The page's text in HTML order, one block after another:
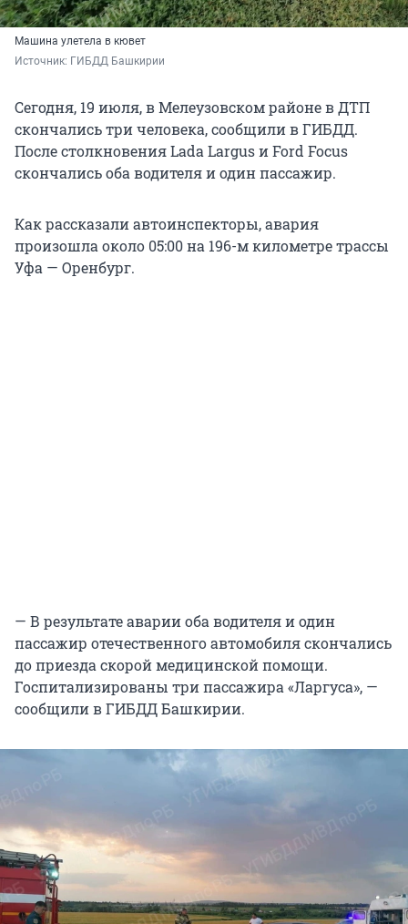
Машина улетела в кювет
Источник: ГИБДД Башкирии
Сегодня, 19 июля, в Мелеузовском районе в ДТП
скончались три человека, сообщили в ГИБДД.
После столкновения Lada Largus и Ford Focus
скончались оба водителя и один пассажир.
Как рассказали автоинспекторы, авария
произошла около 05:00 на 196-м километре трассы
Уфа — Оренбург.
— В результате аварии оба водителя и один
пассажир отечественного автомобиля скончались
до приезда скорой медицинской помощи.
Госпитализированы три пассажира «Ларгуса», —
сообщили в ГИБДД Башкирии.